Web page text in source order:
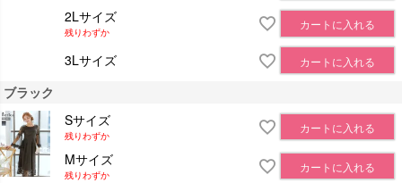
2Lサイズ
残りわずか
カートに入れる
3Lサイズ カートに入れる
ブラック
Sサイズ
残りわずか
カートに入れる
Mサイズ
残りわずか
カートに入れる